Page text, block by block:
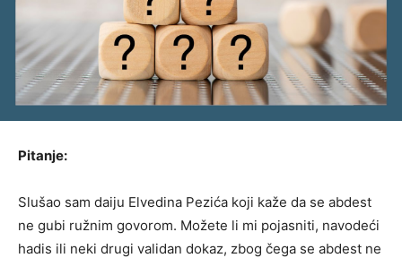
Pitanje:
Slušao sam daiju Elvedina Pezića koji kaže da se abdest
ne gubi ružnim govorom. Možete li mi pojasniti, navodeći
hadis ili neki drugi validan dokaz, zbog čega se abdest ne